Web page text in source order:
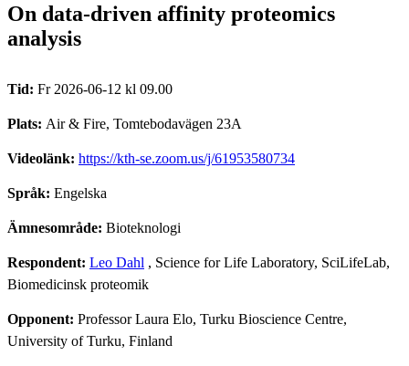
On data-driven affinity proteomics
analysis
Tid: Fr 2026-06-12 kl 09.00
Plats: Air & Fire, Tomtebodavägen 23A
Videolänk: https://kth-se.zoom.us/j/61953580734
Språk: Engelska
Ämnesområde: Bioteknologi
Respondent: Leo Dahl , Science for Life Laboratory, SciLifeLab,
Biomedicinsk proteomik
Opponent: Professor Laura Elo, Turku Bioscience Centre,
University of Turku, Finland